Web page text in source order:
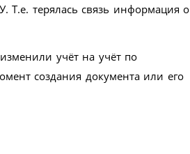
Т.е. терялась связь информация о
учёт на учёт по
создания документа или его